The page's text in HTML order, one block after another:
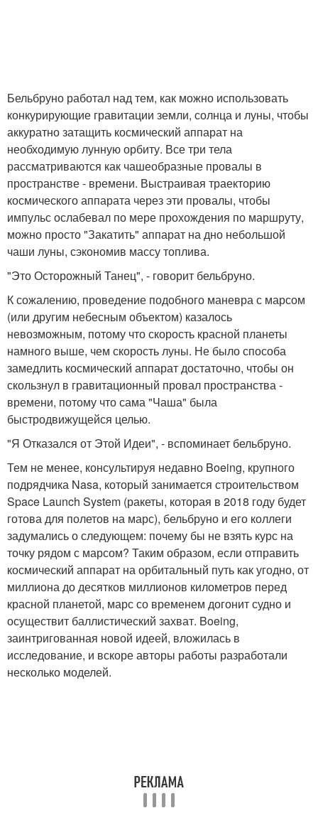
Бельбруно работал над тем, как можно использовать
конкурирующие гравитации земли, солнца и луны, чтобы
аккуратно затащить космический аппарат на
необходимую лунную орбиту. Все три тела
рассматриваются как чашеобразные провалы в
пространстве - времени. Выстраивая траекторию
космического аппарата через эти провалы, чтобы
импульс ослабевал по мере прохождения по маршруту,
можно просто "Закатить" аппарат на дно небольшой
чаши луны, сэкономив массу топлива.
"Это Осторожный Танец", - говорит бельбруно.
К сожалению, проведение подобного маневра с марсом
(или другим небесным объектом) казалось
невозможным, потому что скорость красной планеты
намного выше, чем скорость луны. Не было способа
замедлить космический аппарат достаточно, чтобы он
скользнул в гравитационный провал пространства -
времени, потому что сама "Чаша" была
быстродвижущейся целью.
"Я Отказался от Этой Идеи", - вспоминает бельбруно.
Тем не менее, консультируя недавно Boeing, крупного
подрядчика Nasa, который занимается строительством
Space Launch System (ракеты, которая в 2018 году будет
готова для полетов на марс), бельбруно и его коллеги
задумались о следующем: почему бы не взять курс на
точку рядом с марсом? Таким образом, если отправить
космический аппарат на орбитальный путь как угодно, от
миллиона до десятков миллионов километров перед
красной планетой, марс со временем догонит судно и
осуществит баллистический захват. Boeing,
заинтригованная новой идеей, вложилась в
исследование, и вскоре авторы работы разработали
несколько моделей.